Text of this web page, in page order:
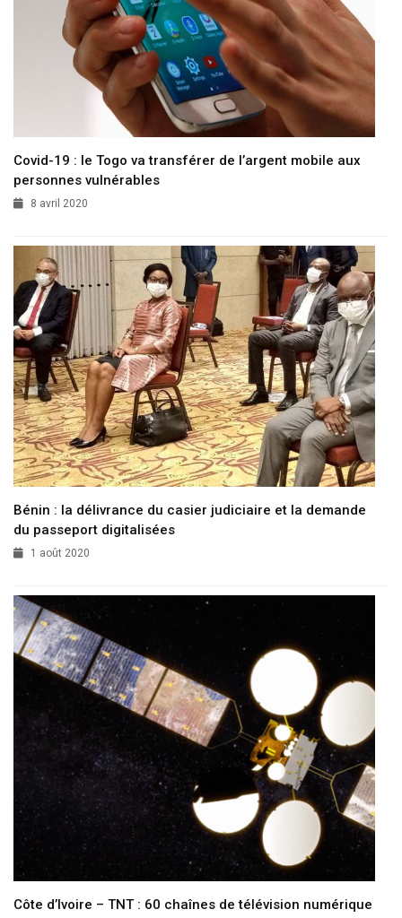
Covid-19 : le Togo va transférer de l’argent mobile aux
personnes vulnérables
8 avril 2020
Bénin : la délivrance du casier judiciaire et la demande
du passeport digitalisées
1 août 2020
Côte d’Ivoire – TNT : 60 chaînes de télévision numérique